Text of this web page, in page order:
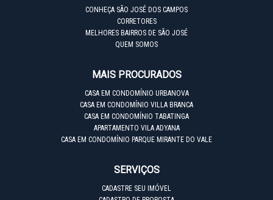
CONHEÇA SÃO JOSÉ DOS CAMPOS
CORRETORES
MELHORES BAIRROS DE SÃO JOSÉ
QUEM SOMOS
MAIS PROCURADOS
CASA EM CONDOMÍNIO URBANOVA
CASA EM CONDOMÍNIO VILLA BRANCA
CASA EM CONDOMÍNIO TABATINGA
APARTAMENTO VILA ADYANA
CASA EM CONDOMÍNIO PARQUE MIRANTE DO VALE
SERVIÇOS
CADASTRE SEU IMÓVEL